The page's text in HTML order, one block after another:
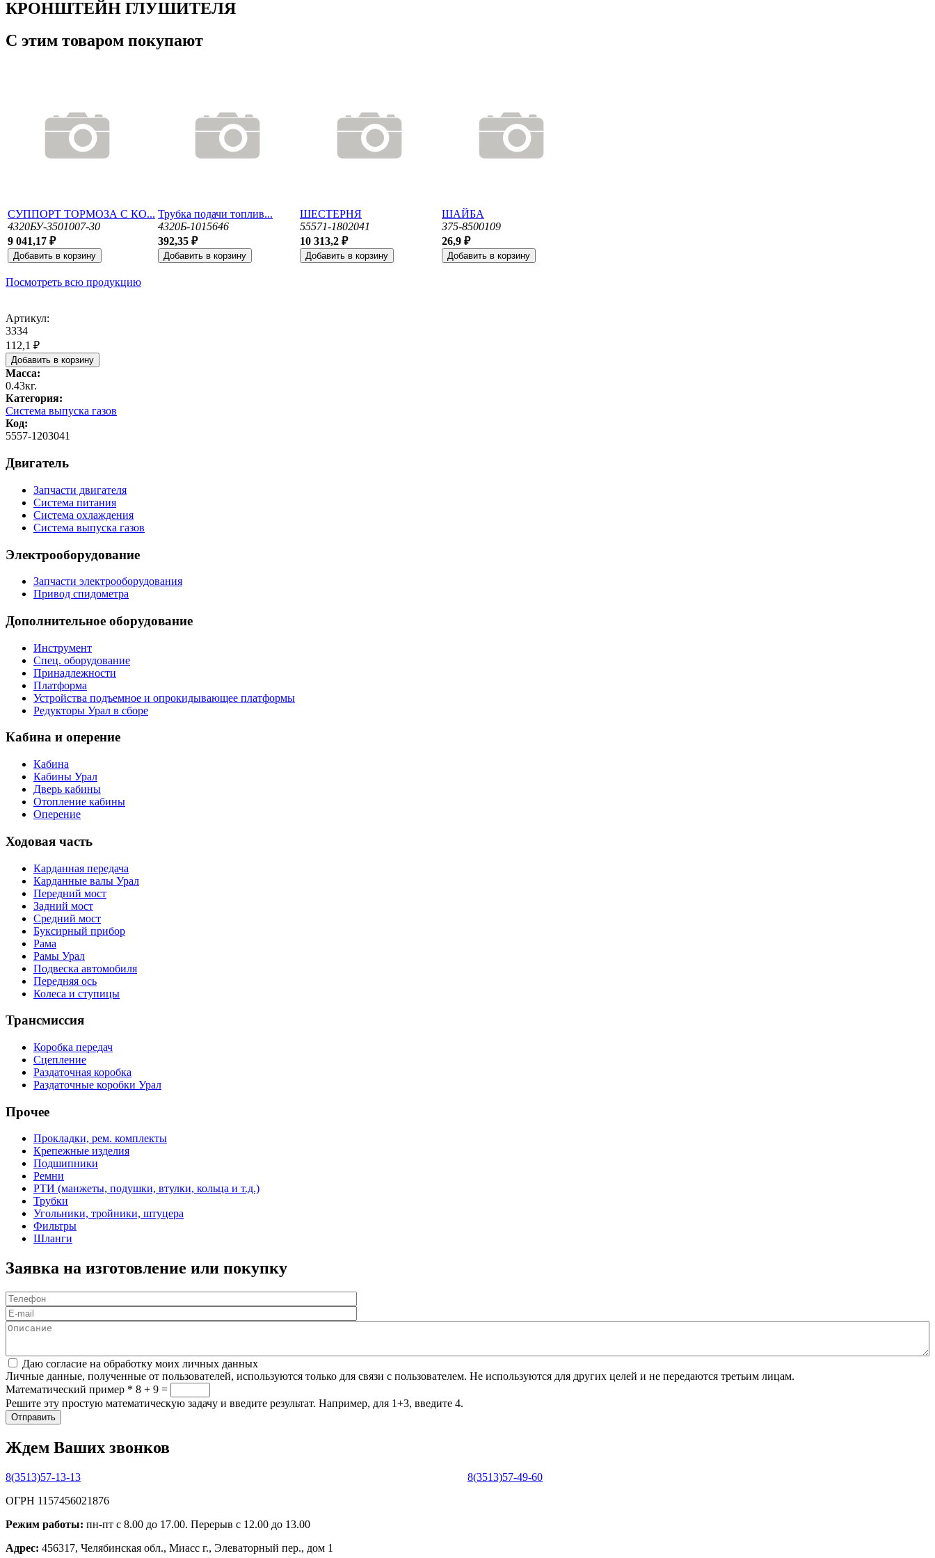
КРОНШТЕЙН ГЛУШИТЕЛЯ
С этим товаром покупают
СУППОРТ ТОРМОЗА С КО...
4320БУ-3501007-30
9 041,17 ₽
Трубка подачи топлив...
4320Б-1015646
392,35 ₽
ШЕСТЕРНЯ
55571-1802041
10 313,2 ₽
ШАЙБА
375-8500109
26,9 ₽
Посмотреть всю продукцию
Артикул:
3334
112,1 ₽
Масса:
0.43кг.
Категория:
Система выпуска газов
Код:
5557-1203041
Двигатель
Запчасти двигателя
Система питания
Система охлаждения
Система выпуска газов
Электрооборудование
Запчасти электрооборудования
Привод спидометра
Дополнительное оборудование
Инструмент
Спец. оборудование
Принадлежности
Платформа
Устройства подъемное и опрокидывающее платформы
Редукторы Урал в сборе
Кабина и оперение
Кабина
Кабины Урал
Дверь кабины
Отопление кабины
Оперение
Ходовая часть
Карданная передача
Карданные валы Урал
Передний мост
Задний мост
Средний мост
Буксирный прибор
Рама
Рамы Урал
Подвеска автомобиля
Передняя ось
Колеса и ступицы
Трансмиссия
Коробка передач
Сцепление
Раздаточная коробка
Раздаточные коробки Урал
Прочее
Прокладки, рем. комплекты
Крепежные изделия
Подшипники
Ремни
РТИ (манжеты, подушки, втулки, кольца и т.д.)
Трубки
Угольники, тройники, штуцера
Фильтры
Шланги
Заявка на изготовление или покупку
Телефон
E-mail
Описание
Соглашение*
Даю согласие на обработку моих личных данных
Личные данные, полученные от пользователей, используются только для связи с пользователем. Не используются для других целей и не передаются третьим лицам.
Математический пример * 8 + 9 =
Решите эту простую математическую задачу и введите результат. Например, для 1+3, введите 4.
Ждем Ваших звонков
8(3513)57-13-13
8(3513)57-49-60
ОГРН 1157456021876
Режим работы: пн-пт с 8.00 до 17.00. Перерыв с 12.00 до 13.00
Адрес: 456317, Челябинская обл., Миасс г., Элеваторный пер., дом 1